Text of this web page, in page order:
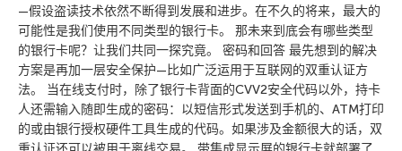
—假设盗读技术依然不断得到发展和进步。在不久的将来，最大的
可能性是我们使用不同类型的银行卡。 那未来到底会有哪些类型
的银行卡呢？让我们共同一探究竟。 密码和回答 最先想到的解决
方案是再加一层安全保护—比如广泛运用于互联网的双重认证方
法。 当在线支付时，除了银行卡背面的CVV2安全代码以外，持卡
人还需输入随即生成的密码：以短信形式发送到手机的、ATM打印
的或由银行授权硬件工具生成的代码。如果涉及金额很大的话，双